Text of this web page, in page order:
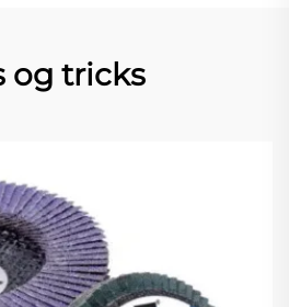
og tricks